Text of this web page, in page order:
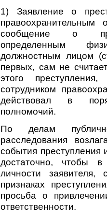
1) Заявление о
сообщение о
определенным
должностным лицом
первых, сам не
этого
сотрудником
действовал в
полномочий.
По делам
расследования
события преступления
достаточно, чтобы
личности
признаках
просьба о
ответственности.